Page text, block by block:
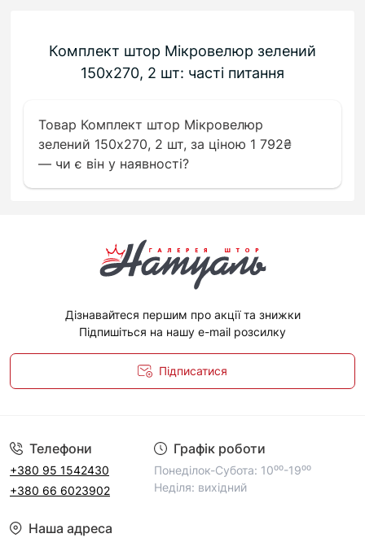
Комплект штор Мікровелюр зелений
150х270, 2 шт: часті питання
Товар Комплект штор Мікровелюр
зелений 150х270, 2 шт, за ціною 1 792₴
— чи є він у наявності?
Дізнавайтеся першим про акції та знижки
Підпишіться на нашу e-mail розсилку
Підписатися
Телефони
+380 95 1542430
+380 66 6023902
Графік роботи
Понеділок-Субота: 10⁰⁰-19⁰⁰
Неділя: вихідний
Наша адреса